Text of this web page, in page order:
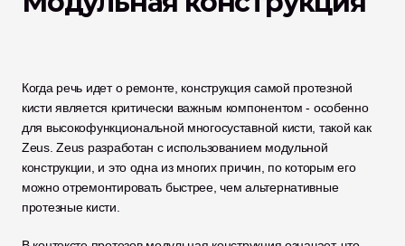
Когда речь идет о ремонте, конструкция самой протезной
кисти является критически важным компонентом - особенно
для высокофункциональной многосуставной кисти, такой как
Zeus. Zeus разработан с использованием модульной
конструкции, и это одна из многих причин, по которым его
можно отремонтировать быстрее, чем альтернативные
протезные кисти.